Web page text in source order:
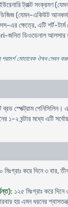
ট্রাক্ট সংক্রমণ
(যেমন-একিউট
এর ক্ষেত্রে, এটি শর্ট-
ডিওডেনাল আলসার বা
পরামর্শ মোতাবেক ঔষধ সেবন
ব্রড স্পেক্ট্রাম
১-২ ঘন্টার মধ্যে এটি
করে দিনে ৩ বার,
: ১২৫ মিঃগ্রাঃ করে দিনে
হয় এমন ধরনের